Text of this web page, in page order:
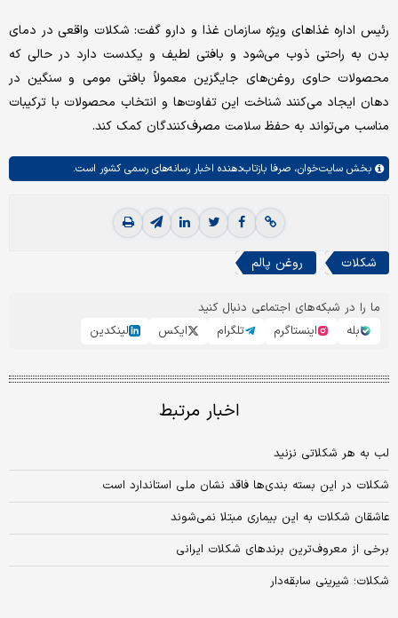
رئیس اداره غذاهای ویژه سازمان غذا و دارو گفت: شکلات واقعی در دمای
بدن به راحتی ذوب می‌شود و بافتی لطیف و یکدست دارد در حالی که
محصولات حاوی روغن‌های جایگزین معمولاً بافتی مومی و سنگین در
دهان ایجاد می‌کنند شناخت این تفاوت‌ها و انتخاب محصولات با ترکیبات
مناسب می‌تواند به حفظ سلامت مصرف‌کنندگان کمک کند.
بخش سایت‌خوان، صرفا بازتاب‌دهنده اخبار رسانه‌های رسمی کشور است.
شکلات روغن پالم
ما را در شبکه‌های اجتماعی دنبال کنید
بله
اینستاگرم تلگرام ایکس لینکدین
اخبار مرتبط
لب به هر شکلاتی نزنید
شکلات در این بسته بندی‌ها فاقد نشان ملی استاندارد است
عاشقان شکلات به این بیماری مبتلا نمی‌شوند
برخی از معروف‌ترین برندهای شکلات ایرانی
شکلات؛ شیرینی سابقه‌دار